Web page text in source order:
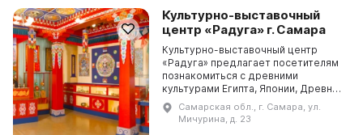
Культурно-выставочный
центр «Радуга» г. Самара
Культурно-выставочный центр
«Радуга» предлагает посетителям
познакомиться с древними
культурами Египта, Японии, Древней
Греции, Тибета и Индии, а также с
историей России, выставленной в
зале «Россия. ...
Самарская обл., г. Самара, ул.
Мичурина, д. 23